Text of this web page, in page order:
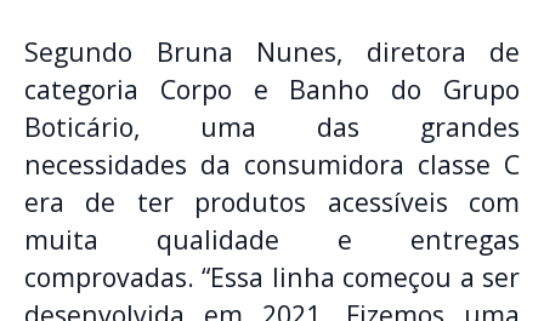
Segundo Bruna Nunes, diretora de
categoria Corpo e Banho do Grupo
Boticário, uma das grandes
necessidades da consumidora classe C
era de ter produtos acessíveis com
muita qualidade e entregas
comprovadas. “Essa linha começou a ser